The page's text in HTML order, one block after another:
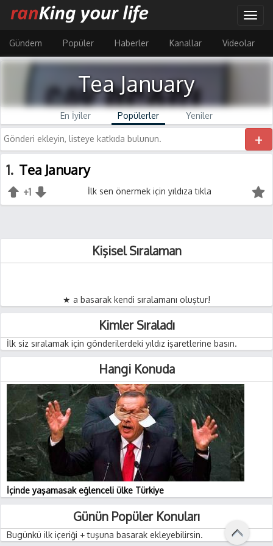
içeriğe
atla
Gündem
Popüler Haberler Kanallar Videolar
Tea January
En İyiler Popülerler Yeniler
+
1 Tea January
+1 -1
İlk sen önermek için yıldıza tıkla
Kişisel Sıralaman
★ a basarak kendi sıralamanı oluştur!
Kimler Sıraladı
İlk siz sıralamak için gönderilerdeki yıldız işaretlerine basın.
Hangi Konuda
İçinde yaşamasak eğlenceli ülke Türkiye
Günün Popüler Konuları
Bugünkü ilk içeriği + tuşuna basarak ekleyebilirsin.